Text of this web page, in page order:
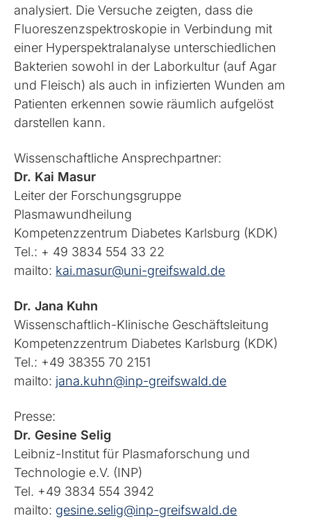
analysiert. Die Versuche zeigten, dass die
Fluoreszenzspektroskopie in Verbindung mit
einer Hyperspektralanalyse unterschiedlichen
Bakterien sowohl in der Laborkultur (auf Agar
und Fleisch) als auch in infizierten Wunden am
Patienten erkennen sowie räumlich aufgelöst
darstellen kann.
Wissenschaftliche Ansprechpartner:
Dr. Kai Masur
Leiter der Forschungsgruppe
Plasmawundheilung
Kompetenzzentrum Diabetes Karlsburg (KDK)
Tel.: + 49 3834 554 33 22
mailto: kai.masur@uni-greifswald.de
Dr. Jana Kuhn
Wissenschaftlich-Klinische Geschäftsleitung
Kompetenzzentrum Diabetes Karlsburg (KDK)
Tel.: +49 38355 70 2151
mailto: jana.kuhn@inp-greifswald.de
Presse:
Dr. Gesine Selig
Leibniz-Institut für Plasmaforschung und
Technologie e.V. (INP)
Tel. +49 3834 554 3942
mailto: gesine.selig@inp-greifswald.de